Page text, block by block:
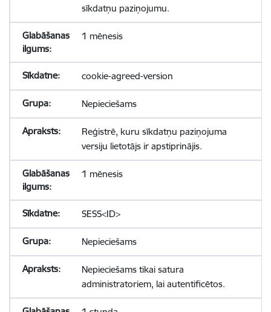
sīkdatņu paziņojumu.
1 mēnesis
cookie-agreed-version
Nepieciešams
Reģistrē, kuru sīkdatņu paziņojuma
versiju lietotājs ir apstiprinājis.
1 mēnesis
SESS<ID>
Nepieciešams
Nepieciešams tikai satura
administratoriem, lai autentificētos.